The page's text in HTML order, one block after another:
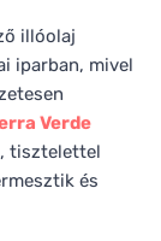
illóolaj
iparban, mivel
Verde
tisztelettel
és